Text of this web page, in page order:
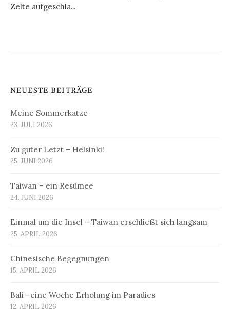
Zelte aufgeschla...
NEUESTE BEITRÄGE
Meine Sommerkatze
23. JULI 2026
Zu guter Letzt – Helsinki!
25. JUNI 2026
Taiwan – ein Resümee
24. JUNI 2026
Einmal um die Insel – Taiwan erschließt sich langsam
25. APRIL 2026
Chinesische Begegnungen
15. APRIL 2026
Bali – eine Woche Erholung im Paradies
12. APRIL 2026